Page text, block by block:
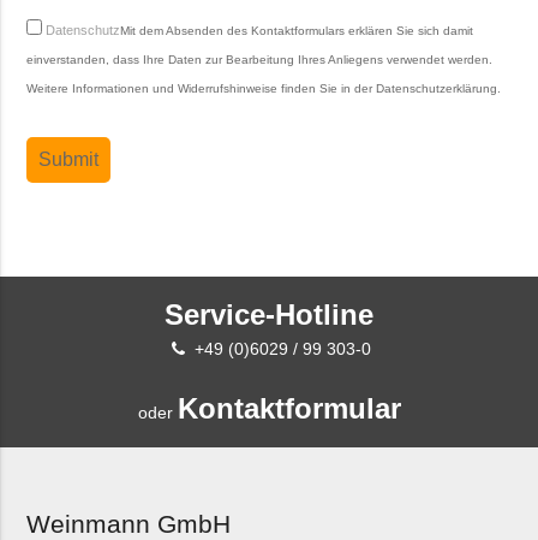
DatenschutzMit dem Absenden des Kontaktformulars erklären Sie sich damit
einverstanden, dass Ihre Daten zur Bearbeitung Ihres Anliegens verwendet werden.
Weitere Informationen und Widerrufshinweise finden Sie in derDatenschutzerklärung
Service-Hotline
+49 (0)6029 / 99 303-0
oder Kontaktformular
Weinmann GmbH